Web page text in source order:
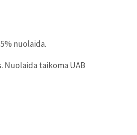
nuolaida.
Nuolaida taikoma UAB